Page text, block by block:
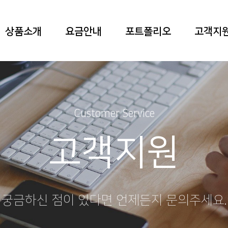
상품소개 요금안내 포트폴리오 고객지
Customer Service
고객지원
궁금하신 점이 있다면 언제든지 문의주세요.